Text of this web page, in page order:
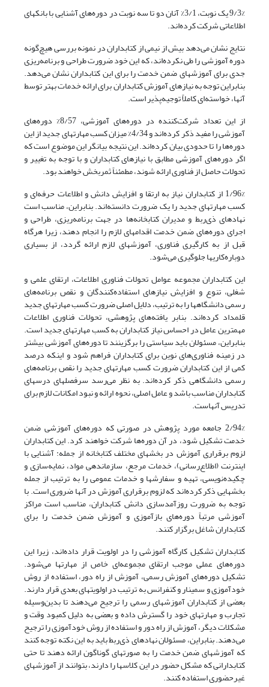
9/3% یک نوبت، 3/1% آنان دو تا سه نوبت در دوره‌های آشنایی با بانکهای
اطلاعاتی شرکت کرده‌اند.
نتایج نشان می‌دهد بیش از نیمی از کتابداران در نمونه بررسی هیچ‌گونه
دوره آموزشی را طی نکرده‌اند، که این خود ضرورت طراحی و برنامه‌ریزی
جدی برای آموزشهای ضمن خدمت را برای این کتابداران نشان می‌دهد.
بنابراین توجه به نیازهای آموزش کتابداران برای ارائه خدمات بهتر توسط
آنها، خواسته‌ای کاملاً توجیه‌پذیر است.
از این تعداد شرکت‌کننده در دوره‌های آموزشی، 8/57% دوره‌های
آموزشی را مفید ذکر کرده‌اند و 4/34% میزان کسب مهارتهای جدید از این
دوره‌ها را تا حدودی بیان کرده‌اند. این نتیجه بیانگر این موضوع است که
اگر دوره‌های آموزشی مطابق با نیازهای کتابداران و با توجه به تغییر و
تحولات حاصل از فناوری ارائه شوند، مطمئناً ثمربخش خواهند بود.
1/96% از کتابداران نیاز به ارتقا و افزایش دانش و اطلاعات حرفه‌ای و
کسب مهارتهای جدید را یک ضرورت دانسته‌اند. بنابراین، مناسب است
نهادهای ذی‌ربط و مدیران کتابخانه‌ها در جهت برنامه‌ریزی، طراحی و
اجرای دوره‌های ضمن خدمت اقدامهای لازم را انجام دهند، زیرا هرگاه
قبل از به کارگیری فناوری، آموزشهای لازم ارائه گردد، از بسیاری
دوباره‌کاریها جلوگیری می‌شود.
این کتابداران مجموعه عوامل تحولات فناوری اطلاعات، ارتقای علمی و
شغلی، تنوع و افزایش نیازهای استفاده‌کنندگان و نقص برنامه‌های
رسمی دانشگاهها را به ترتیب، دلایل اصلی ضرورت کسب مهارتهای جدید
قلمداد کرده‌اند. بنابر یافته‌های پژوهشی، تحولات فناوری اطلاعات
مهمترین عامل در احساس نیاز کتابداران به کسب مهارتهای جدید است.
بنابراین، مسئولان باید سیاستی را برگزینند تا دوره‌های آموزشی بیشتر
در زمینه‌ فناوری‌های نوین برای کتابداران فراهم شود و اینکه درصد
کمی از این کتابداران ضرورت کسب مهارتهای جدید را نقص برنامه‌های
رسمی دانشگاهی ذکر کرده‌اند. به نظر می‌رسد سرفصلهای درسهای
کتابداران مناسب باشد و عامل اصلی، نحوه ارائه و نبود امکانات لازم برای
تدریس آنهاست.
2/94% جامعه مورد پژوهش در صورتی که دوره‌های آموزشی ضمن
خدمت تشکیل ‌شود، در آن دوره‌ها شرکت خواهند کرد. این کتابداران
لزوم برقراری آموزش در بخشهای مختلف کتابخانه از جمله: آشنایی با
اینترنت (اطلاع‌رسانی)، خدمات مرجع، سازماندهی مواد، نمایه‌سازی و
چکیده‌نویسی، تهیه و سفارشها و خدمات عمومی را به ترتیب از جمله
بخشهایی ذکر کرده‌اند که لزوم برقراری آموزش در آنها ضروری است. با
توجه به ضرورت روزآمدسازی دانش کتابداران، مناسب است مراکز
آموزشی مرتباً دوره‌های بازآموزی و آموزش ضمن خدمت را برای
کتابداران شاغل برگزار کنند.
کتابداران تشکیل کارگاه آموزشی را در اولویت قرار داده‌اند، زیرا این
دوره‌های عملی موجب ارتقای مجموعه‌ای خاص از مهارتها می‌شود.
تشکیل دوره‌های آموزش رسمی، آموزش از راه دور، استفاده از روش
خودآموزی و سمینار و کنفرانس به ترتیب در اولویتهای بعدی قرار دارند.
بعضی از کتابداران آموزشهای رسمی را ترجیح می‌دهند تا بدین‌وسیله
تجارب و مهارتهای خود را گسترش داده و بعضی به دلیل کمبود وقت و
مشکلات دیگر، آموزش از راه دور و استفاده از روش خودآموزی را ترجیح
می‌دهند. بنابراین، مسئولان نهادهای ذی‌ربط باید به این نکته توجه کنند
که آموزشهای ضمن خدمت را به صورتهای گوناگون ارائه دهند تا حتی
کتابدارانی که مشکل حضور در این کلاسها را دارند، بتوانند از آموزشهای
غیرحضوری استفاده کنند.